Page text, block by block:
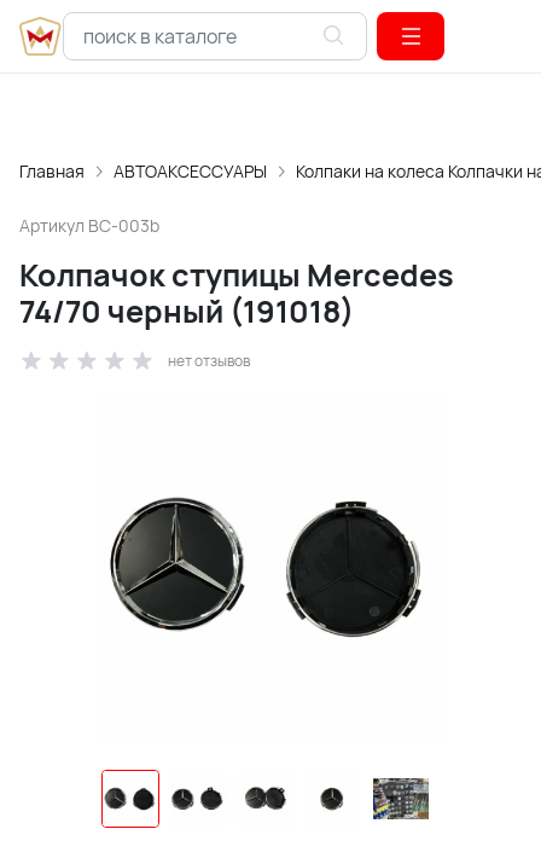
Главная АВТОАКСЕССУАРЫ Колпаки на колеса Колпачки
Артикул BC-003b
Колпачок ступицы Mercedes
74/70 черный (191018)
нет отзывов